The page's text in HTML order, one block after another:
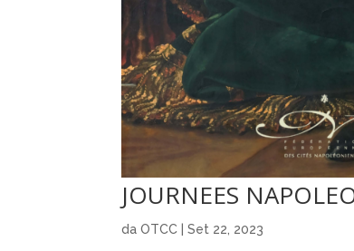
JOURNEES
daOTCC |Set 22, 2023